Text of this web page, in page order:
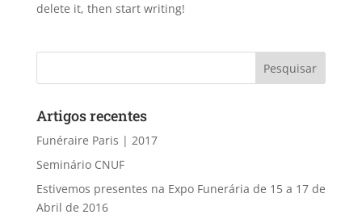
delete it, then start writing!
Artigos recentes
Funéraire Paris | 2017
Seminário CNUF
Estivemos presentes na Expo Funerária de 15 a 17 de
Abril de 2016